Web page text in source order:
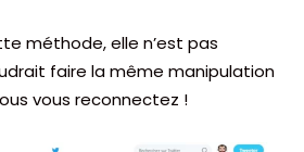
méthode, elle n’est pas
faire la même manipulation
vous reconnectez !